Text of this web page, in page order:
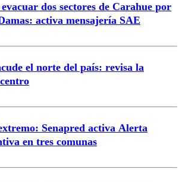
dos sectores de Carahue por
activa mensajería SAE
el norte del país: revisa la
Senapred activa Alerta
en tres comunas